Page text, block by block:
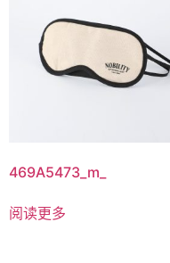
469A5473_m_
阅读更多